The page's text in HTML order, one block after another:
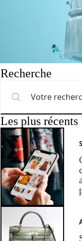
Recherche
Les plus récents